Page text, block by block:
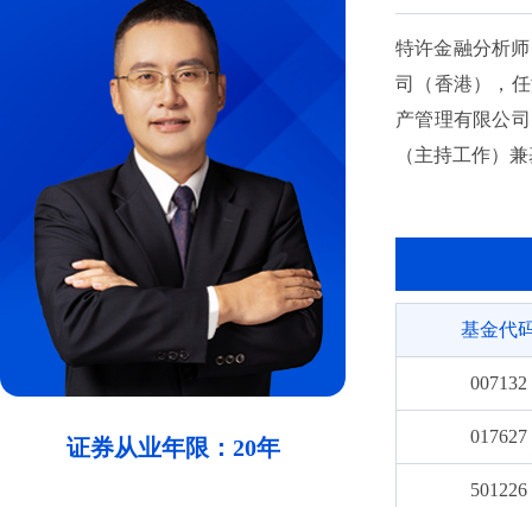
证券从业年限：20年
特许金融分析
司（香港），
产管理有限公
（主持工作）
基金代
007132
017627
501226